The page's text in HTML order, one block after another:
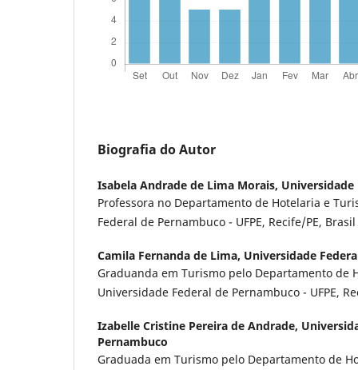
Biografia do Autor
Isabela Andrade de Lima Morais, Universidade
Professora no Departamento de Hotelaria e
Federal de Pernambuco - UFPE, Recife/PE, Brasil
Camila Fernanda de Lima, Universidade
Graduanda em Turismo pelo Departamento de
Universidade Federal de Pernambuco - UFPE,
Izabelle Cristine Pereira de Andrade,
Pernambuco
Graduada em Turismo pelo Departamento de